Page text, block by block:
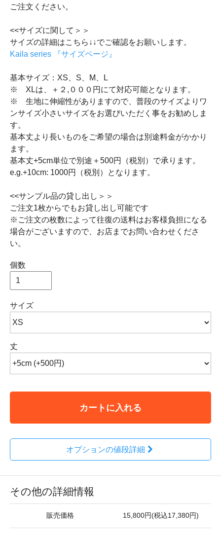
ご注文ください。
<<サイズに関して＞＞
サイズの詳細はこちら↓↓でご確認をお願いします。
Kaila series 『サイズページ』
基本サイズ：XS、S、M、L
※ XLは、＋２,０００円にて対応可能となります。
※ 生地に伸縮性がありますので、普段のサイズよりワ
ンサイズ小さいサイズをお選びいただく事をお勧めしま
す。
基本丈より長いものをご希望の場合は別途料金がかかり
ます。
基本丈+5cm単位で別途＋500円（税別）で承ります。
e.g.+10cm: 1000円（税別）となります。
<<サンプル品の貸し出し＞＞
ご注文1枚からでもお貸し出し可能です
※ご注文の枚数によって往復の送料はお客様負担になる
場合がございますので、お店までお問い合わせくださ
い。
個数
サイズ
丈
カートに入れる
オプションの値段詳細
その他の詳細情報
販売価格 15,800円(税込17,380円)